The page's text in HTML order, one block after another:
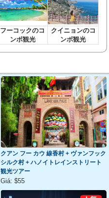
フーコックのコ
ンボ観光
クイニョンのコ
ンボ観光
クアン フー カウ 線香村 + ヴァンフック
シルク村 + ハノイトレインストリート
観光ツアー
Giá:$55